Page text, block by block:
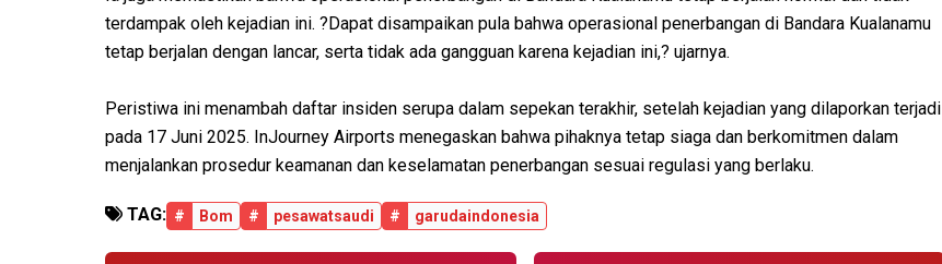
terdampak oleh kejadian ini. ?Dapat disampaikan pula bahwa operasional penerbangan di Bandara Kualanamu
tetap berjalan dengan lancar, serta tidak ada gangguan karena kejadian ini,? ujarnya.
Peristiwa ini menambah daftar insiden serupa dalam sepekan terakhir, setelah kejadian yang dilaporkan terjadi
pada 17 Juni 2025. InJourney Airports menegaskan bahwa pihaknya tetap siaga dan berkomitmen dalam
menjalankan prosedur keamanan dan keselamatan penerbangan sesuai regulasi yang berlaku.
TAG: # Bom # pesawatsaudi # garudaindonesia